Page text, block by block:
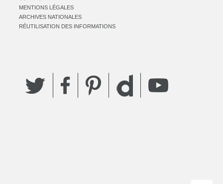
MENTIONS LÉGALES
ARCHIVES NATIONALES
RÉUTILISATION DES INFORMATIONS